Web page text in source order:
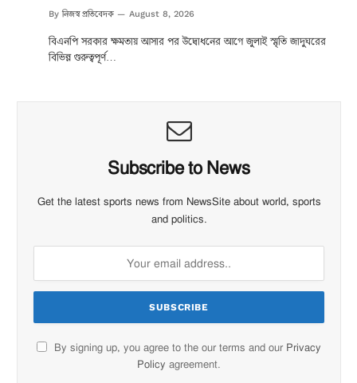
By নিজস্ব প্রতিবেদক August 8, 2026
বিএনপি সরকার ক্ষমতায় আসার পর উদ্বোধনের আগে জুলাই স্মৃতি জাদুঘরের
বিভিন্ন গুরুত্বপূর্ণ…
Subscribe to News
Get the latest sports news from NewsSite about world, sports
and politics.
By signing up, you agree to the our terms and our Privacy
Policy agreement.